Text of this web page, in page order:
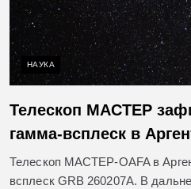
НАУКА
Телескоп МАСТЕР
гамма-всплеск в
Телескоп МАСТЕР-OAFA в
всплеск GRB 260207A. В